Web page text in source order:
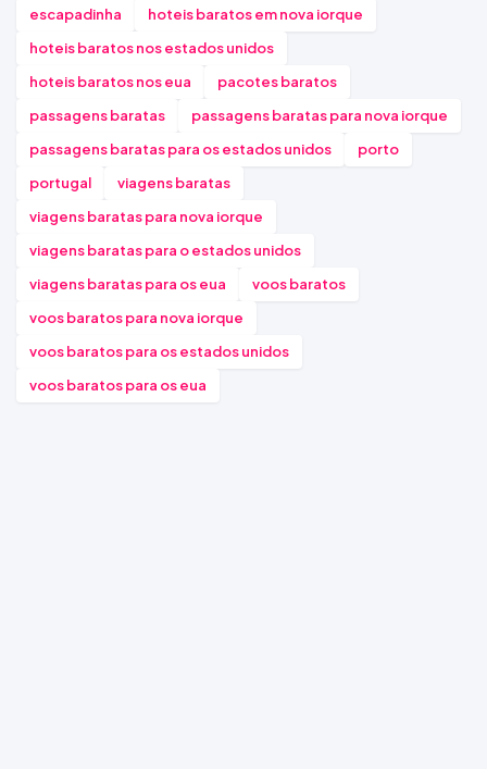
escapadinha
hoteis baratos em nova iorque
hoteis baratos nos estados unidos
hoteis baratos nos eua
pacotes baratos
passagens baratas
passagens baratas para nova iorque
passagens baratas para os estados unidos
porto
portugal
viagens baratas
viagens baratas para nova iorque
viagens baratas para o estados unidos
viagens baratas para os eua
voos baratos
voos baratos para nova iorque
voos baratos para os estados unidos
voos baratos para os eua